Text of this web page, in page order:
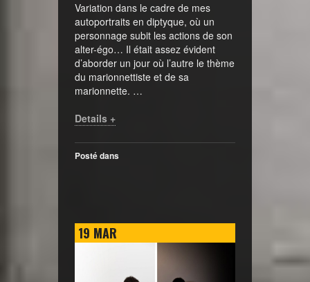
Variation dans le cadre de mes
autoportraits en diptyque, où un
personnage subit les actions de son
alter-égo… Il était assez évident
d’aborder un jour où l’autre le thème
du marionnettiste et de sa
marionnette. …
Details +
Posté dans
19 MAR